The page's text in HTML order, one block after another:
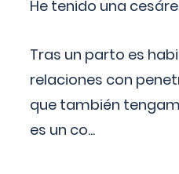
He tenido una
Tras un parto es
relaciones con
que también
es un co...